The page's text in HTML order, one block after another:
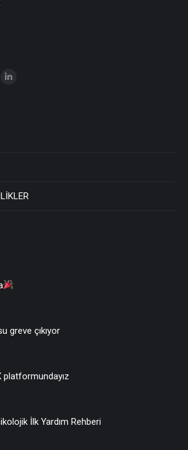
greve çıkıyor
platformundayız
İlk Yardım Rehberi